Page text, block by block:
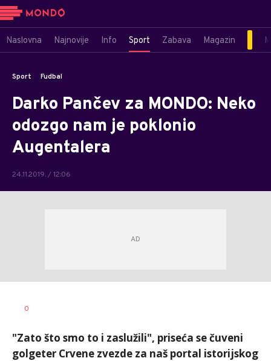
Naslovna Najnovije Info Sport Zabava Magazin
Sport Fudbal
Darko Pančev za MONDO: Neko
odozgo nam je poklonio
Augentalera
24.11.2019. / 12:06
AUTOR
0
"Zato što smo to i zaslužili", priseća se čuveni
golgeter Crvene zvezde za naš portal istorijskog